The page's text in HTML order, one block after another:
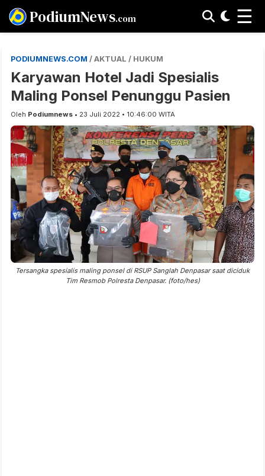
PodiumNews.com ☰
PODIUMNEWS.COM / AKTUAL / HUKUM
Karyawan Hotel Jadi Spesialis
Maling Ponsel Penunggu Pasien
Oleh Podiumnews • 23 Juli 2022 • 10:46:00 WITA
Tersangka spesialis maling ponsel di RSUP Sanglah Denpasar saat diciduk
Tim Resmob Polresta Denpasar. (foto/hes)